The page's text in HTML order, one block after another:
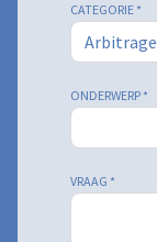
CATEGORIE *
ONDERWERP *
VRAAG *